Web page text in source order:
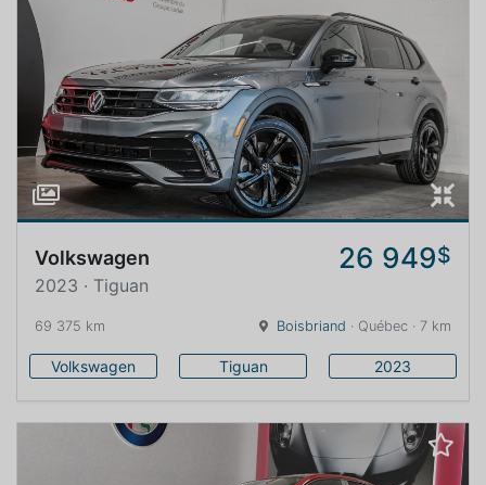
Volkswagen 26 949$
2023 · Tiguan
69 375 km Boisbriand · Québec · 7 km
Volkswagen Tiguan 2023